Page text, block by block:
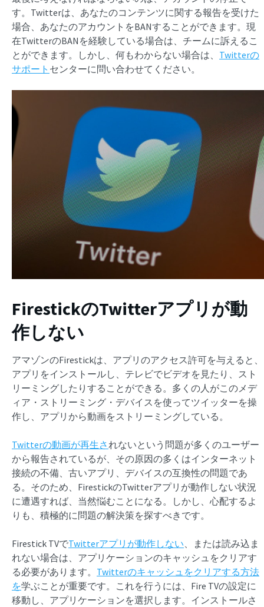
す。Twitterは、あなたのコンテンツに関する報告を受けた
場合、あなたのアカウントをBANすることができます。現
在TwitterのBANを経験している場合は、チームに訴えるこ
とができます。しかし、何もわからない場合は、 Twitterの
サポート センターに問い合わせてください。
FirestickのTwitterアプリが動
作しない
アマゾンのFirestickは、アプリのアクセス許可を与えると、
アプリをインストールし、テレビでビデオを見たり、スト
リーミングしたりすることができる。多くの人がこのメデ
ィア・ストリーミング・デバイスを使ってツイッターを操
作し、アプリから動画をストリーミングしている。
Twitterの動画が再生さ れないという問題が多くのユーザー
から報告されているが、その原因の多くはインターネット
接続の不備、古いアプリ、デバイスの互換性の問題であ
る。そのため、FirestickのTwitterアプリが動作しない状況
に遭遇すれば、当然悩むことになる。しかし、心配するよ
りも、積極的に問題の解決策を探すべきです。
Firestick TVでTwitterアプリが動作しない 、または読み込ま
れない場合は、アプリケーションのキャッシュをクリアす
る必要があります。 Twitterのキャッシュをクリアする方法
を学ぶことが重要です。これを行うには、Fire TVの設定に
移動し、アプリケーションを選択します。インストールさ